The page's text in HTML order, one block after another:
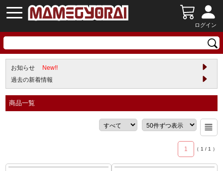
ログイン
お知らせ
New!!
過去の新着情報
商品一覧
1 （ 1 / 1 ）